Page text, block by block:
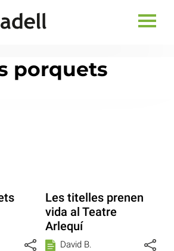
porquets
Les titelles prenen
vida al Teatre
Arlequí
David B.